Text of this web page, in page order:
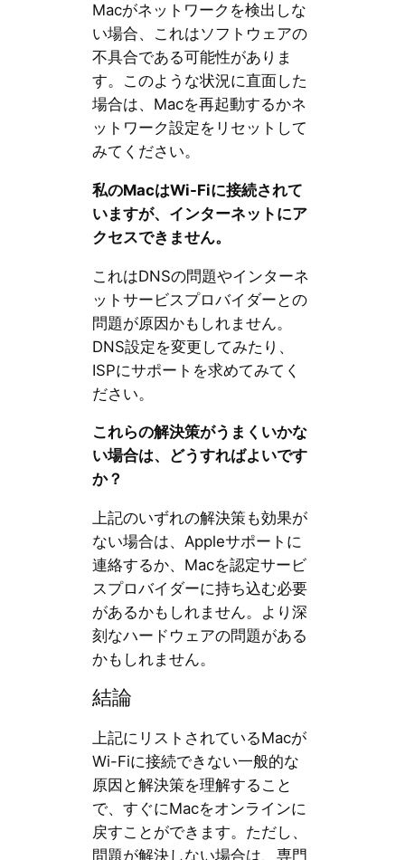
Macがネットワークを検出しな
い場合、これはソフトウェアの
不具合である可能性がありま
す。このような状況に直面した
場合は、Macを再起動するかネ
ットワーク設定をリセットして
みてください。
私のMacはWi-Fiに接続されて
いますが、インターネットにア
クセスできません。
これはDNSの問題やインターネ
ットサービスプロバイダーとの
問題が原因かもしれません。
DNS設定を変更してみたり、
ISPにサポートを求めてみてく
ださい。
これらの解決策がうまくいかな
い場合は、どうすればよいです
か？
上記のいずれの解決策も効果が
ない場合は、Appleサポートに
連絡するか、Macを認定サービ
スプロバイダーに持ち込む必要
があるかもしれません。より深
刻なハードウェアの問題がある
かもしれません。
結論
上記にリストされているMacが
Wi-Fiに接続できない一般的な
原因と解決策を理解すること
で、すぐにMacをオンラインに
戻すことができます。ただし、
問題が解決しない場合は、専門